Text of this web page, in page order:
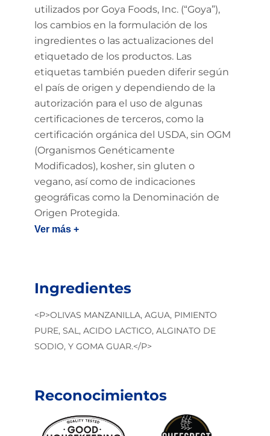
utilizados por Goya Foods, Inc. (“Goya”),
los cambios en la formulación de los
ingredientes o las actualizaciones del
etiquetado de los productos. Las
etiquetas también pueden diferir según
el país de origen y dependiendo de la
autorización para el uso de algunas
certificaciones de terceros, como la
certificación orgánica del USDA, sin OGM
(Organismos Genéticamente
Modificados), kosher, sin gluten o
vegano, así como de indicaciones
geográficas como la Denominación de
Origen Protegida.
Ver más +
Ingredientes
<P>OLIVAS MANZANILLA, AGUA, PIMIENTO
PURE, SAL, ACIDO LACTICO, ALGINATO DE
SODIO, Y GOMA GUAR.</P>
Reconocimientos